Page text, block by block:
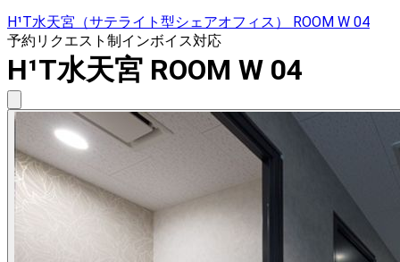
H¹T水天宮（サテライト型シェアオフィス） ROOM W 04
予約リクエスト制インボイス対応
H¹T水天宮 ROOM W 04